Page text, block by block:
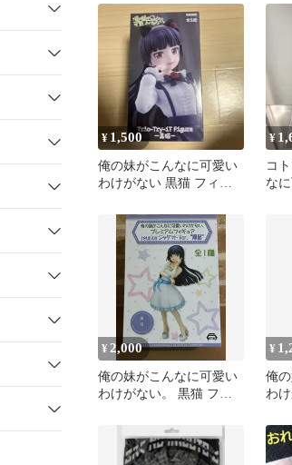
¥ 1,500
俺の妹がこんなに可愛い
わけがない 黒猫 フィギ
¥
コ
な
¥ 2,000
俺の妹がこんなに可愛い
わけがない。 黒猫 フィ
¥
俺
わ